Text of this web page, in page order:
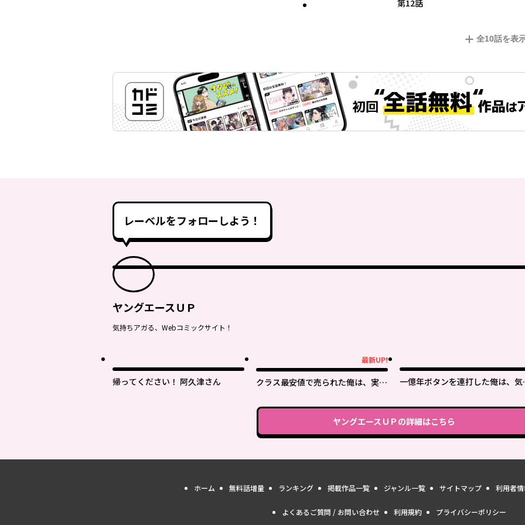
第12話
全10話を表
レーベルをフォローしよう！
ヤングエースＵＰ
気持ちアガる、Webコミックサイト！
帰ってください！ 阿久津さん
最新UP!
クラス最安値で売られた俺は、実は
一億年ボタンを連打した俺は、気
士の学院無双～
ヤングエースＵＰ の詳細はこちら
ホーム 無料話増量 ランキング 掲載作品一覧 ジャンル一覧 サイトマップ 利用者
よくあるご質問 / お問い合わせ 利用規約 プライバシーポリシー